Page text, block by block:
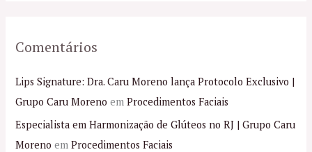
Comentários
Lips Signature: Dra. Caru Moreno lança Protocolo Exclusivo |
Grupo Caru Moreno emProcedimentos Faciais
Especialista em Harmonização de Glúteos no RJ | Grupo Caru
Moreno emProcedimentos Faciais